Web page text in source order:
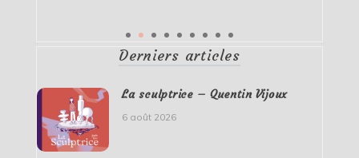
Derniers articles
La sculptrice – Quentin Vijoux
6 août 2026